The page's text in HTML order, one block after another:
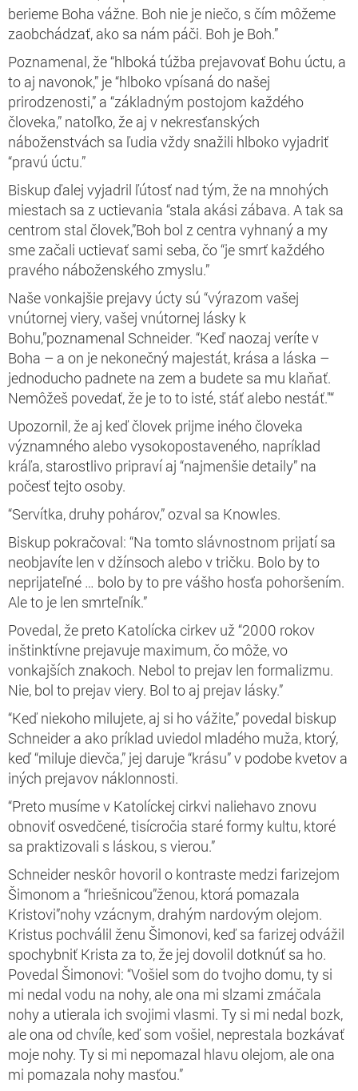
berieme Boha vážne. Boh nie je niečo, s čím môžeme
zaobchádzať, ako sa nám páči. Boh je Boh.”
Poznamenal, že “hlboká túžba prejavovať Bohu úctu, a
to aj navonok,” je “hlboko vpísaná do našej
prirodzenosti,” a “základným postojom každého
človeka,” natoľko, že aj v nekresťanských
náboženstvách sa ľudia vždy snažili hlboko vyjadriť
“pravú úctu.”
Biskup ďalej vyjadril ľútosť nad tým, že na mnohých
miestach sa z uctievania “stala akási zábava. A tak sa
centrom stal človek,”Boh bol z centra vyhnaný a my
sme začali uctievať sami seba, čo “je smrť každého
pravého náboženského zmyslu.”
Naše vonkajšie prejavy úcty sú “výrazom vašej
vnútornej viery, vašej vnútornej lásky k
Bohu,”poznamenal Schneider. “Keď naozaj veríte v
Boha – a on je nekonečný majestát, krása a láska –
jednoducho padnete na zem a budete sa mu klaňať.
Nemôžeš povedať, že je to to isté, stáť alebo nestáť."“
Upozornil, že aj keď človek prijme iného človeka
významného alebo vysokopostaveného, napríklad
kráľa, starostlivo pripraví aj “najmenšie detaily” na
počesť tejto osoby.
“Servítka, druhy pohárov,” ozval sa Knowles.
Biskup pokračoval: “Na tomto slávnostnom prijatí sa
neobjavíte len v džínsoch alebo v tričku. Bolo by to
neprijateľné … bolo by to pre vášho hosťa pohoršením.
Ale to je len smrteľník.”
Povedal, že preto Katolícka cirkev už “2000 rokov
inštinktívne prejavuje maximum, čo môže, vo
vonkajších znakoch. Nebol to prejav len formalizmu.
Nie, bol to prejav viery. Bol to aj prejav lásky.”
“Keď niekoho milujete, aj si ho vážite,” povedal biskup
Schneider a ako príklad uviedol mladého muža, ktorý,
keď “miluje dievča,” jej daruje “krásu” v podobe kvetov a
iných prejavov náklonnosti.
“Preto musíme v Katolíckej cirkvi naliehavo znovu
obnoviť osvedčené, tisícročia staré formy kultu, ktoré
sa praktizovali s láskou, s vierou.”
Schneider neskôr hovoril o kontraste medzi farizejom
Šimonom a “hriešnicou”ženou, ktorá pomazala
Kristovi”nohy vzácnym, drahým nardovým olejom.
Kristus pochválil ženu Šimonovi, keď sa farizej odvážil
spochybniť Krista za to, že jej dovolil dotknúť sa ho.
Povedal Šimonovi: “Vošiel som do tvojho domu, ty si
mi nedal vodu na nohy, ale ona mi slzami zmáčala
nohy a utierala ich svojimi vlasmi. Ty si mi nedal bozk,
ale ona od chvíle, keď som vošiel, neprestala bozkávať
moje nohy. Ty si mi nepomazal hlavu olejom, ale ona
mi pomazala nohy masťou.”